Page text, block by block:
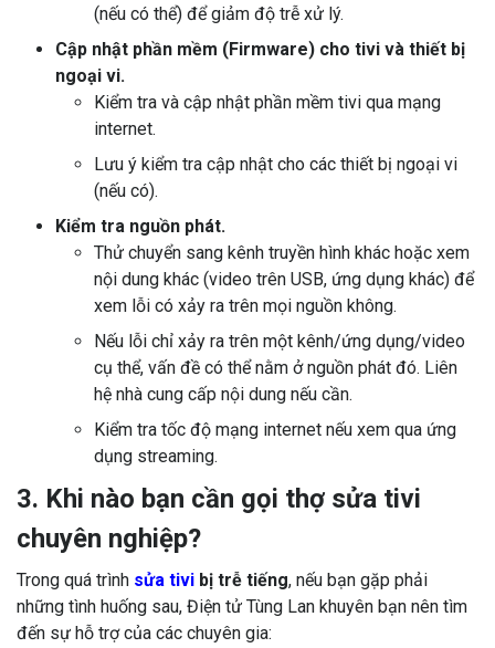
(nếu có thể) để giảm độ trễ xử lý.
Cập nhật phần mềm (Firmware) cho tivi và thiết bị
ngoại vi.
Kiểm tra và cập nhật phần mềm tivi qua mạng
internet.
Lưu ý kiểm tra cập nhật cho các thiết bị ngoại vi
(nếu có).
Kiểm tra nguồn phát.
Thử chuyển sang kênh truyền hình khác hoặc xem
nội dung khác (video trên USB, ứng dụng khác) để
xem lỗi có xảy ra trên mọi nguồn không.
Nếu lỗi chỉ xảy ra trên một kênh/ứng dụng/video
cụ thể, vấn đề có thể nằm ở nguồn phát đó. Liên
hệ nhà cung cấp nội dung nếu cần.
Kiểm tra tốc độ mạng internet nếu xem qua ứng
dụng streaming.
3. Khi nào bạn cần gọi thợ sửa tivi
chuyên nghiệp?
Trong quá trình sửa tivi bị trễ tiếng, nếu bạn gặp phải
những tình huống sau, Điện tử Tùng Lan khuyên bạn nên tìm
đến sự hỗ trợ của các chuyên gia: